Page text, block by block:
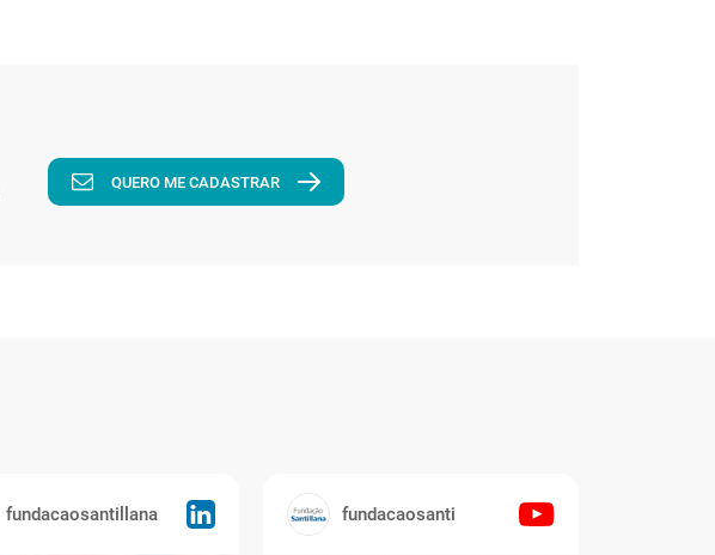
QUERO ME CADASTRAR
fundacaosantillana fundacaosanti